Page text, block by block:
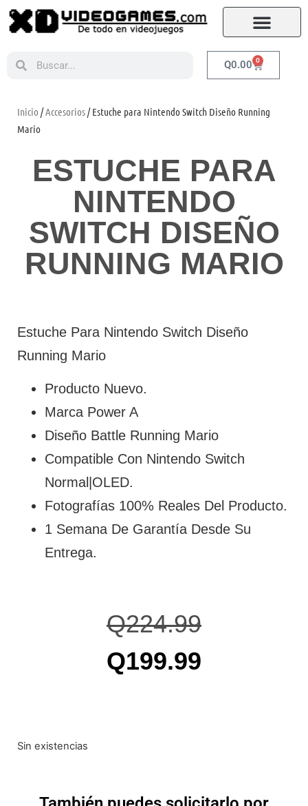
Q0.00 0
Inicio /Accesorios/ Estuche para Nintendo Switch Diseño Running
Mario
ESTUCHE PARA
NINTENDO
SWITCH DISEÑO
RUNNING MARIO
Estuche Para Nintendo Switch Diseño
Running Mario
Producto Nuevo.
Marca Power A
Diseño Battle Running Mario
Compatible Con Nintendo Switch
Normal|OLED.
Fotografías 100% Reales Del Producto.
1 Semana De Garantía Desde Su
Entrega.
Q224.99
Q199.99
Sin existencias